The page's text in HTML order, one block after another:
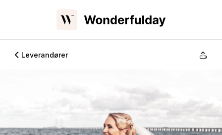
Leverandører